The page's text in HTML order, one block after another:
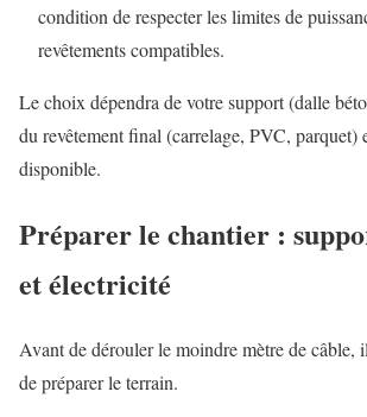
condition de respecter les limites de
revêtements compatibles.
Le choix dépendra de votre support (dalle
du revêtement final (carrelage, PVC, parquet)
disponible.
Préparer le chantier :
et électricité
Avant de dérouler le moindre mètre de câble,
de préparer le terrain.